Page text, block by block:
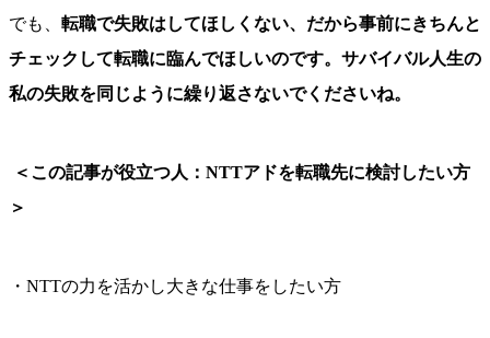
でも、 転職で失敗はしてほしくない、だから事前にきちんと
チェックして転職に臨んでほしいのです。サバイバル人生の
私の失敗を同じように繰り返さないでくださいね。
＜この記事が役立つ人：NTTアドを転職先に検討したい方
＞
・NTTの力を活かし大きな仕事をしたい方